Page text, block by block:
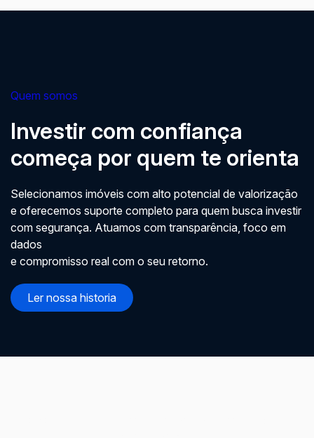
Quem somos
Investir com confiança
começa por quem te orienta
Selecionamos imóveis com alto potencial de valorização
e oferecemos suporte completo para quem busca investir
com segurança. Atuamos com transparência, foco em
dados
e compromisso real com o seu retorno.
Ler nossa historia